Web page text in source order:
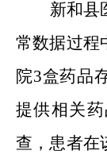
新和县
常数据过程
院3盒药品
提供相关
查，患者在